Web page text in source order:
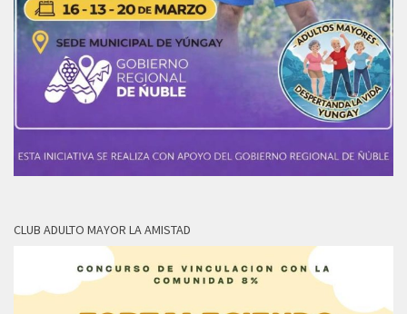
CLUB ADULTO MAYOR LA AMISTAD